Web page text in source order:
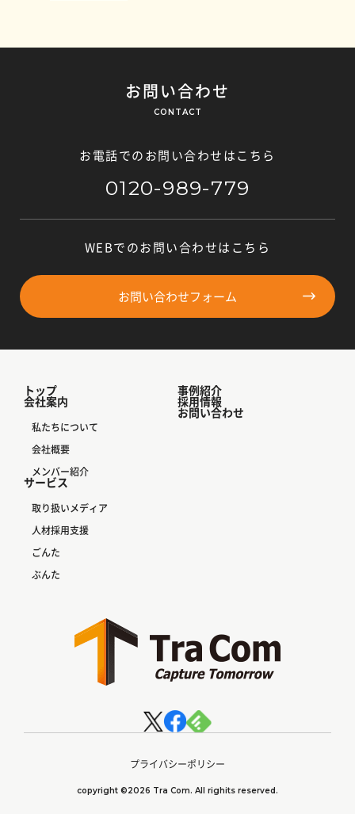
お問い合わせ
CONTACT
お電話でのお問い合わせはこちら
0120-989-779
WEBでのお問い合わせはこちら
お問い合わせフォーム
トップ
会社案内
私たちについて
会社概要
メンバー紹介
サービス
取り扱いメディア
人材採用支援
ごんた
ぶんた
事例紹介
採用情報
お問い合わせ
プライバシーポリシー
copyright ©2026 Tra Com. All righits reserved.